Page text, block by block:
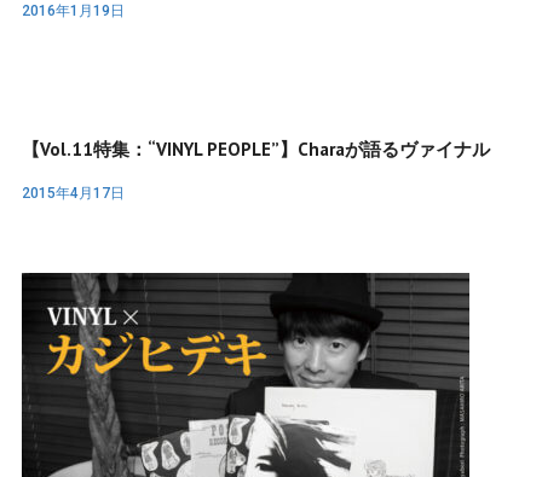
2016年1月19日
【Vol.11特集：“VINYL PEOPLE”】Charaが語るヴァイナル
2015年4月17日